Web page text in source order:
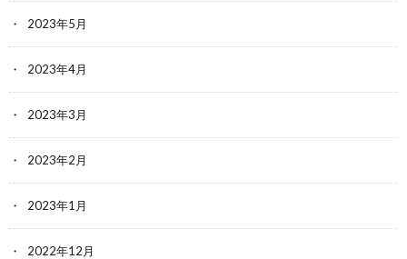
2023年5月
2023年4月
2023年3月
2023年2月
2023年1月
2022年12月